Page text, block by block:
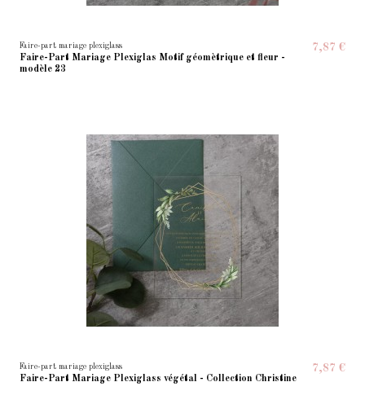
Faire-part mariage plexiglass
Faire-Part Mariage Plexiglas Motif géomètrique et fleur -
modèle 23
7,87 €
Faire-part mariage plexiglass
Faire-Part Mariage Plexiglass végétal - Collection Christine
7,87 €